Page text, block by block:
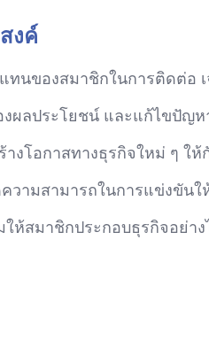
งค์
ทนของสมาชิกในการติดต่อ
ผลประโยชน์ และแก้ไขปัญห
างโอกาสทางธุรกิจใหม่ ๆ ใ
วามสามารถในการแข่งขัน
ให้สมาชิกประกอบธุรกิจอย่